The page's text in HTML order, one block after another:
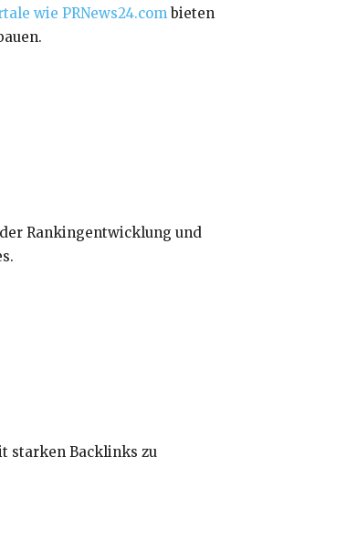
wie PRNews24.com bieten
Rankingentwicklung und
starken Backlinks zu